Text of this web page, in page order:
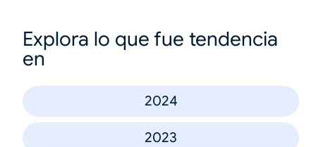
Explora lo que fue tendencia
en
2024
2023